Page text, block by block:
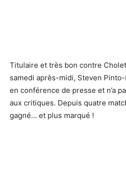
Titulaire et très bon contre
samedi après-midi, Steven
en conférence de presse et n’a
aux critiques. Depuis quatre
gagné… et plus marqué !